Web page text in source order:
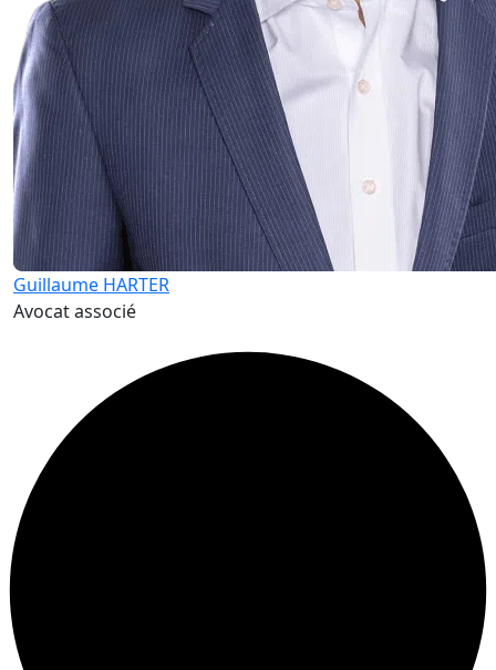
Guillaume HARTER
Avocat associé